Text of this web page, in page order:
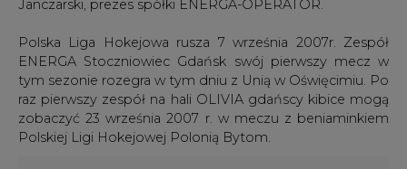
szkoleń treningowych LLM.
KOMENTARZE
TREŚĆ KOMENTARZA